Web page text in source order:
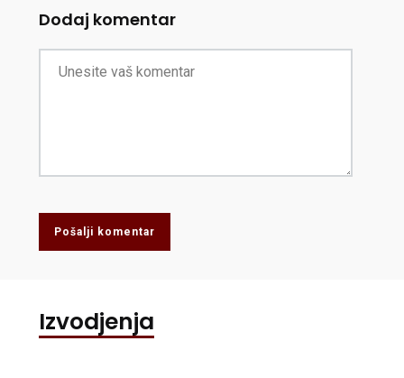
Dodaj komentar
Pošalji komentar
Izvodjenja